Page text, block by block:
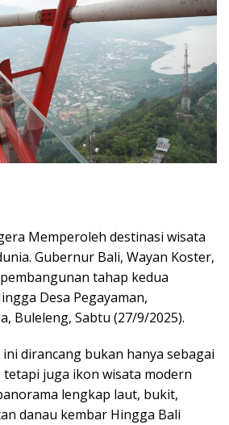
Memperoleh destinasi wisata
Gubernur Bali, Wayan Koster,
tahap kedua
Desa Pegayaman,
Buleleng, Sabtu (27/9/2025).
dirancang bukan hanya sebagai
juga ikon wisata modern
lengkap laut, bukit,
danau kembar Hingga Bali